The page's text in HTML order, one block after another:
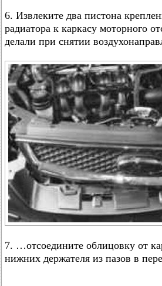
6. Извлеките два пистона
радиатора к каркасу моторного
делали при снятии
7. …отсоедините облицовку от
нижних держателя из пазов в